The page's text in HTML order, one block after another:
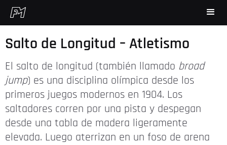
Salto de Longitud – Atletismo
El salto de longitud (también llamado broad
jump) es una disciplina olímpica desde los
primeros juegos modernos en 1904. Los
saltadores corren por una pista y despegan
desde una tabla de madera ligeramente
elevada. Luego aterrizan en un foso de arena